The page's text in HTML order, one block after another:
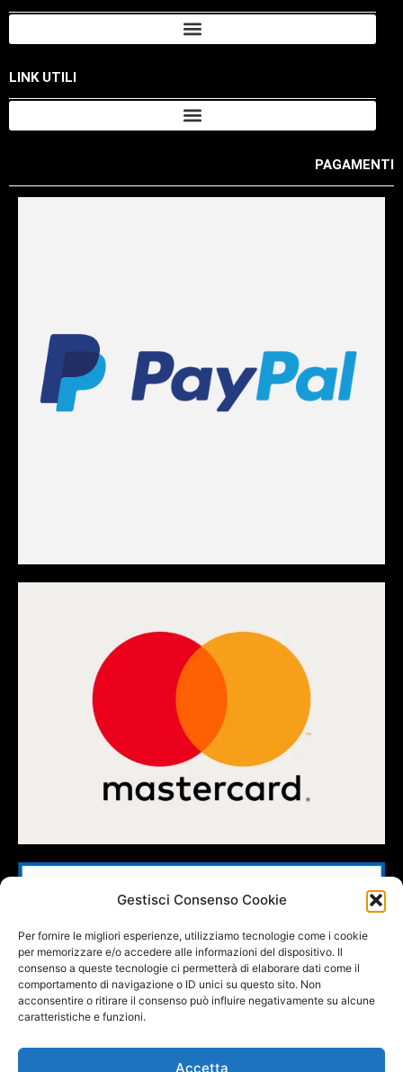
Gestisci Consenso Cookie
Per fornire le migliori esperienze, utilizziamo tecnologie come i cookie
per memorizzare e/o accedere alle informazioni del dispositivo. Il
consenso a queste tecnologie ci permetterà di elaborare dati come il
comportamento di navigazione o ID unici su questo sito. Non
acconsentire o ritirare il consenso può influire negativamente su alcune
caratteristiche e funzioni.
Accetta
LINK UTILI
PAGAMENTI